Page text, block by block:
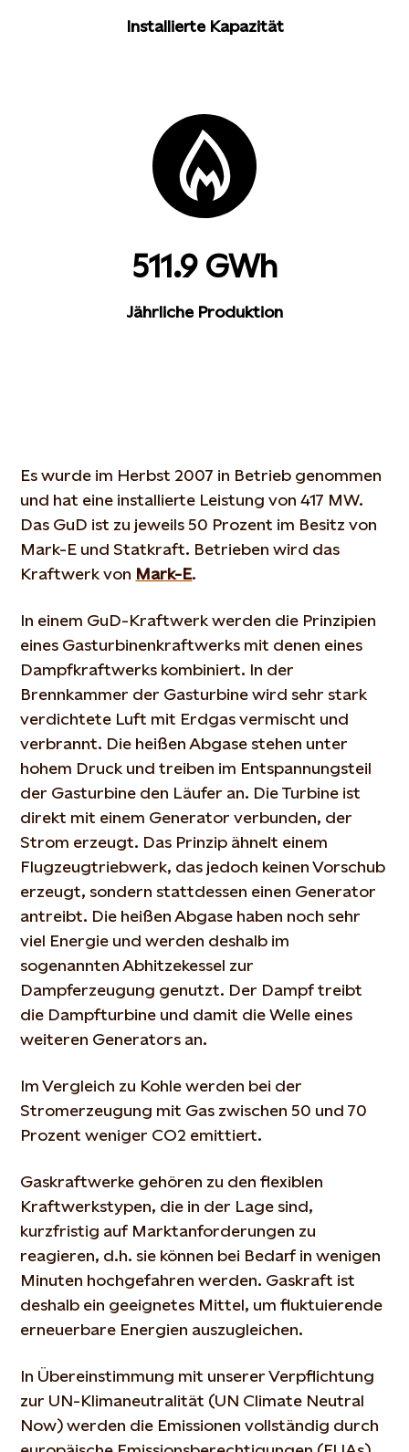
Installierte Kapazität
511.9 GWh
Jährliche Produktion
Es wurde im Herbst 2007 in Betrieb genommen
und hat eine installierte Leistung von 417 MW.
Das GuD ist zu jeweils 50 Prozent im Besitz von
Mark-E und Statkraft. Betrieben wird das
Kraftwerk von Mark-E.
In einem GuD-Kraftwerk werden die Prinzipien
eines Gasturbinenkraftwerks mit denen eines
Dampfkraftwerks kombiniert. In der
Brennkammer der Gasturbine wird sehr stark
verdichtete Luft mit Erdgas vermischt und
verbrannt. Die heißen Abgase stehen unter
hohem Druck und treiben im Entspannungsteil
der Gasturbine den Läufer an. Die Turbine ist
direkt mit einem Generator verbunden, der
Strom erzeugt. Das Prinzip ähnelt einem
Flugzeugtriebwerk, das jedoch keinen Vorschub
erzeugt, sondern stattdessen einen Generator
antreibt. Die heißen Abgase haben noch sehr
viel Energie und werden deshalb im
sogenannten Abhitzekessel zur
Dampferzeugung genutzt. Der Dampf treibt
die Dampfturbine und damit die Welle eines
weiteren Generators an.
Im Vergleich zu Kohle werden bei der
Stromerzeugung mit Gas zwischen 50 und 70
Prozent weniger CO2 emittiert.
Gaskraftwerke gehören zu den flexiblen
Kraftwerkstypen, die in der Lage sind,
kurzfristig auf Marktanforderungen zu
reagieren, d.h. sie können bei Bedarf in wenigen
Minuten hochgefahren werden. Gaskraft ist
deshalb ein geeignetes Mittel, um fluktuierende
erneuerbare Energien auszugleichen.
In Übereinstimmung mit unserer Verpflichtung
zur UN-Klimaneutralität (UN Climate Neutral
Now) werden die Emissionen vollständig durch